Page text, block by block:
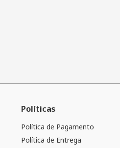
Políticas
Política de Pagamento
Política de Entrega